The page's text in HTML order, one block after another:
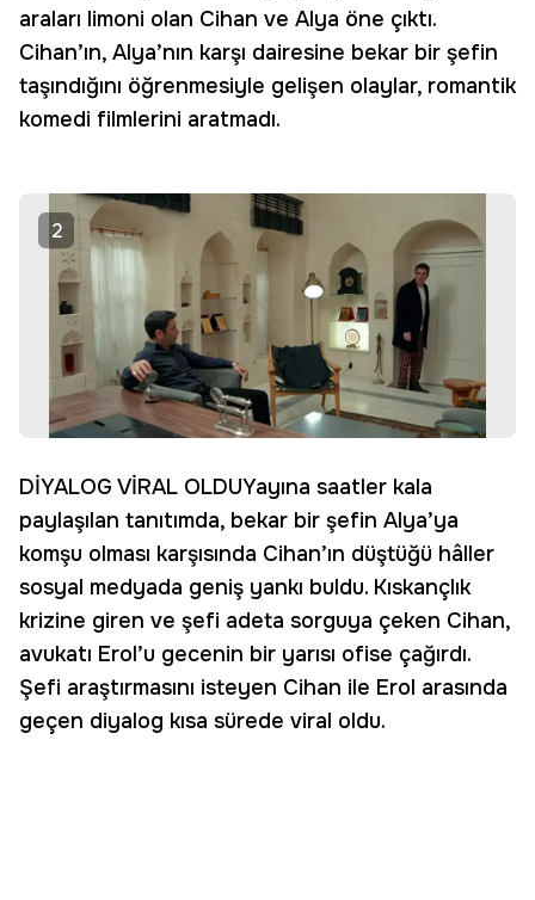
araları limoni olan Cihan ve Alya öne çıktı.
Cihan’ın, Alya’nın karşı dairesine bekar bir şefin
taşındığını öğrenmesiyle gelişen olaylar, romantik
komedi filmlerini aratmadı.
2
DİYALOG VİRAL OLDUYayına saatler kala
paylaşılan tanıtımda, bekar bir şefin Alya’ya
komşu olması karşısında Cihan’ın düştüğü hâller
sosyal medyada geniş yankı buldu. Kıskançlık
krizine giren ve şefi adeta sorguya çeken Cihan,
avukatı Erol’u gecenin bir yarısı ofise çağırdı.
Şefi araştırmasını isteyen Cihan ile Erol arasında
geçen diyalog kısa sürede viral oldu.